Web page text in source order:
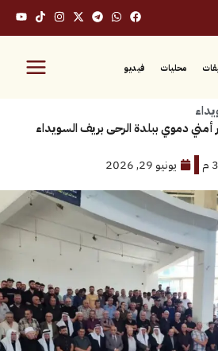
فيديو
ببلدة الرحى بريف السويداء